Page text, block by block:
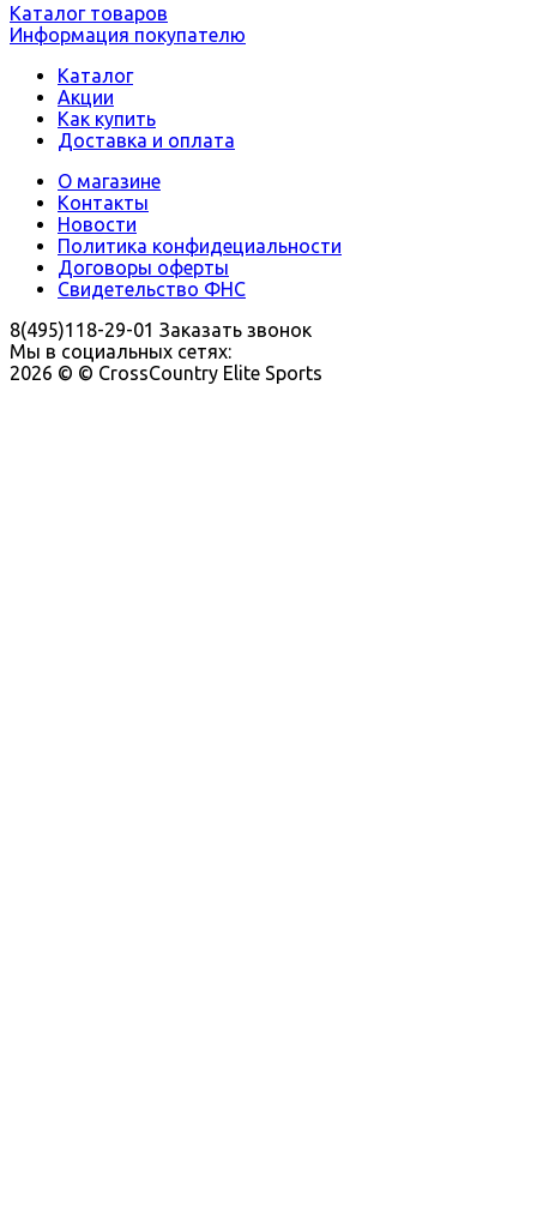
Каталог товаров
Информация покупателю
Каталог
Акции
Как купить
Доставка и оплата
О магазине
Контакты
Новости
Политика конфидециальности
Договоры оферты
Свидетельство ФНС
8(495)118-29-01 Заказать звонок
Мы в социальных сетях:
2026 © © CrossCountry Elite Sports